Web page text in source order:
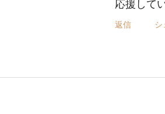
応援して
返信 シ